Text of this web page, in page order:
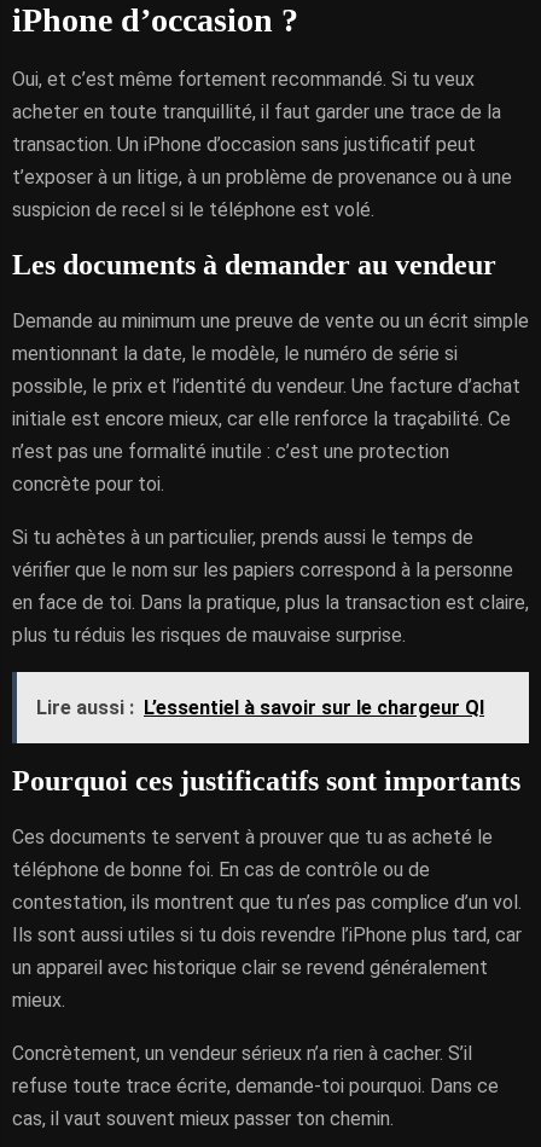
iPhone d’occasion ?
Oui, et c’est même fortement recommandé. Si tu veux
acheter en toute tranquillité, il faut garder une trace de la
transaction. Un iPhone d’occasion sans justificatif peut
t’exposer à un litige, à un problème de provenance ou à une
suspicion de recel si le téléphone est volé.
Les documents à demander au vendeur
Demande au minimum une preuve de vente ou un écrit simple
mentionnant la date, le modèle, le numéro de série si
possible, le prix et l’identité du vendeur. Une facture d’achat
initiale est encore mieux, car elle renforce la traçabilité. Ce
n’est pas une formalité inutile : c’est une protection
concrète pour toi.
Si tu achètes à un particulier, prends aussi le temps de
vérifier que le nom sur les papiers correspond à la personne
en face de toi. Dans la pratique, plus la transaction est claire,
plus tu réduis les risques de mauvaise surprise.
Lire aussi : L’essentiel à savoir sur le chargeur QI
Pourquoi ces justificatifs sont importants
Ces documents te servent à prouver que tu as acheté le
téléphone de bonne foi. En cas de contrôle ou de
contestation, ils montrent que tu n’es pas complice d’un vol.
Ils sont aussi utiles si tu dois revendre l’iPhone plus tard, car
un appareil avec historique clair se revend généralement
mieux.
Concrètement, un vendeur sérieux n’a rien à cacher. S’il
refuse toute trace écrite, demande-toi pourquoi. Dans ce
cas, il vaut souvent mieux passer ton chemin.